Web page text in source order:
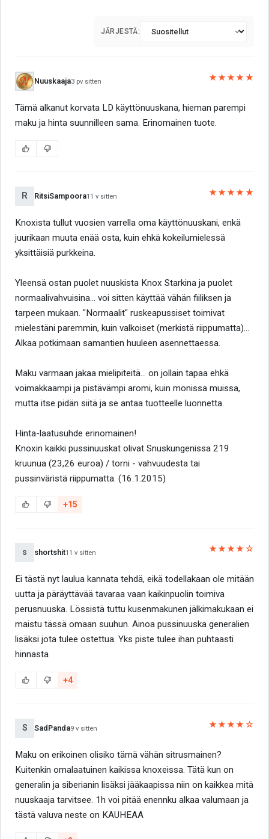
JÄRJESTÄ:
Nuuskaaja3 pv sitten ★★★★★
Tämä alkanut korvata LD käyttönuuskana, hieman parempi
maku ja hinta suunnilleen sama. Erinomainen tuote.
R RitsiSampoora11 v sitten ★★★★★
Knoxista tullut vuosien varrella oma käyttönuuskani, enkä
juurikaan muuta enää osta, kuin ehkä kokeilumielessä
yksittäisiä purkkeina.
Yleensä ostan puolet nuuskista Knox Starkina ja puolet
normaalivahvuisina... voi sitten käyttää vähän fiiliksen ja
tarpeen mukaan. "Normaalit" ruskeapussiset toimivat
mielestäni paremmin, kuin valkoiset (merkistä riippumatta)...
Alkaa potkimaan samantien huuleen asennettaessa.
Maku varmaan jakaa mielipiteitä... on jollain tapaa ehkä
voimakkaampi ja pistävämpi aromi, kuin monissa muissa,
mutta itse pidän siitä ja se antaa tuotteelle luonnetta.
Hinta-laatusuhde erinomainen!
Knoxin kaikki pussinuuskat olivat Snuskungenissa 219
kruunua (23,26 euroa) / torni - vahvuudesta tai
pussinväristä riippumatta. (16.1.2015)
+15
s shortshit11 v sitten ★★★★☆
Ei tästä nyt laulua kannata tehdä, eikä todellakaan ole mitään
uutta ja päräyttävää tavaraa vaan kaikinpuolin toimiva
perusnuuska. Lössistä tuttu kusenmakunen jälkimakukaan ei
maistu tässä omaan suuhun. Ainoa pussinuuska generalien
lisäksi jota tulee ostettua. Yks piste tulee ihan puhtaasti
hinnasta
+4
S SadPanda9 v sitten ★★★★☆
Maku on erikoinen olisiko tämä vähän sitrusmainen?
Kuitenkin omalaatuinen kaikissa knoxeissa. Tätä kun on
generalin ja siberianin lisäksi jääkaapissa niin on kaikkea mitä
nuuskaaja tarvitsee. 1h voi pitää enennku alkaa valumaan ja
tästä valuva neste on KAUHEAA